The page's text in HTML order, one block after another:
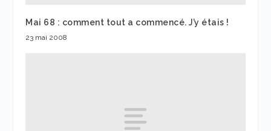
Mai 68 : comment tout a commencé. J’y étais !
23 mai 2008